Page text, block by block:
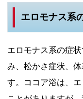
エロモナス系
エロモナス系の症
み、松かさ症状、
す。ココア浴は、